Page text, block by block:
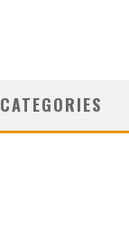
CATEGORIES